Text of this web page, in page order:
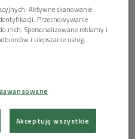
jazzowej
cykle przyrody i
Aktywne skanowanie
Przechowywanie
nich. Spersonalizowane reklamy i
i ulepszanie usług.
Akceptuję wszystkie